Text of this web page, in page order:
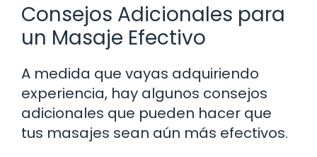
Consejos Adicionales para
un Masaje Efectivo
A medida que vayas adquiriendo
experiencia, hay algunos consejos
adicionales que pueden hacer que
tus masajes sean aún más efectivos.